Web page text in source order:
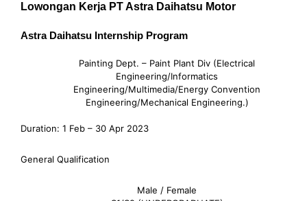
Lowongan Kerja PT Astra Daihatsu Motor
Astra Daihatsu Internship Program
Painting Dept. – Paint Plant Div (Electrical
Engineering/Informatics
Engineering/Multimedia/Energy Convention
Engineering/Mechanical Engineering.)
Duration: 1 Feb – 30 Apr 2023
General Qualification
Male / Female